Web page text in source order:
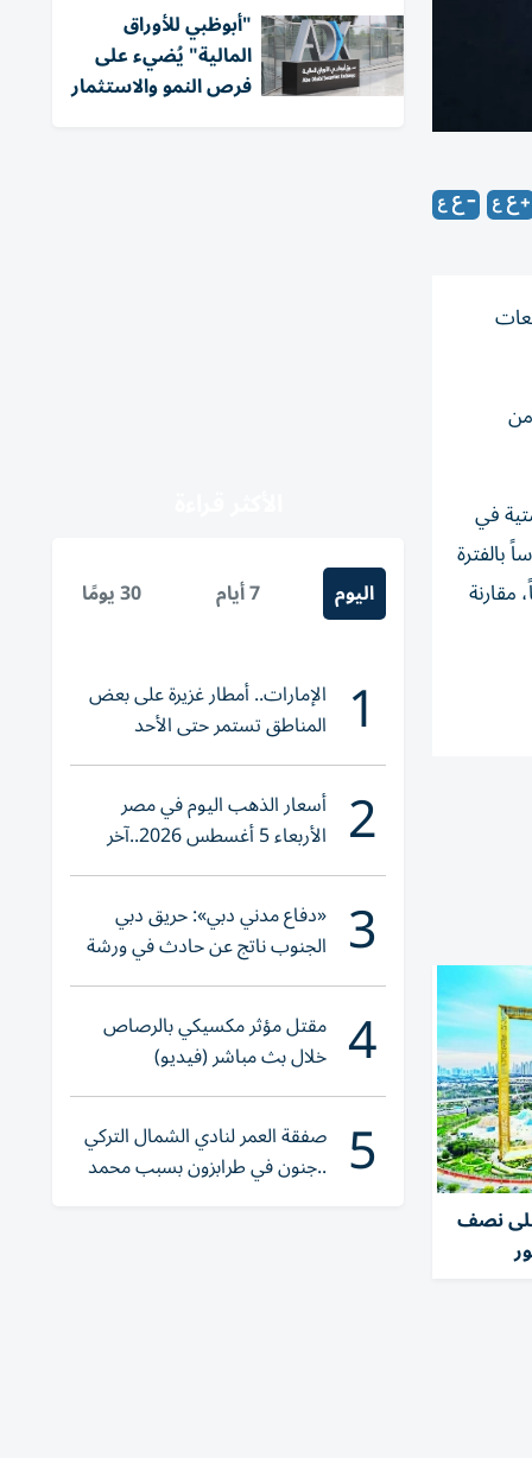
لتوسعات
دولار )، ومن
في
للموانئ، ارتفعت بشكل ملحوظ، منذ مطلع الربع الثاني 2026، قياساً بالفترة
مقارنة
نصف
"أبوظبي للأوراق
المالية" يُضيء على
فرص النمو والاستثمار
اليوم 7 أيام 30 يومًا
1 الإمارات.. أمطار غزيرة على بعض
المناطق تستمر حتى الأحد
2 أسعار الذهب اليوم في مصر
الأربعاء 5 أغسطس 2026..آخر
تحديث لعيار 21
3 «دفاع مدني دبي»: حريق دبي
الجنوب ناتج عن حادث في ورشة
ولا إصابات
4 مقتل مؤثر مكسيكي بالرصاص
خلال بث مباشر (فيديو)
5 صفقة العمر لنادي الشمال التركي
..جنون في طرابزون بسبب محمد